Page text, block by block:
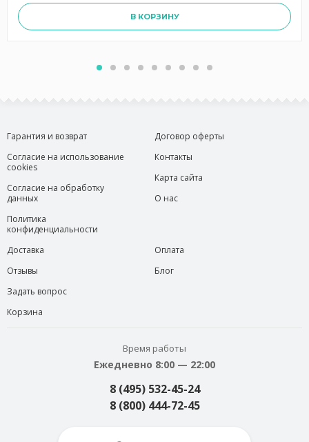
В КОРЗИНУ
Гарантия и возврат
Согласие на использование
cookies
Согласие на обработку
данных
Политика
конфиденциальности
Договор оферты
Контакты
Карта сайта
О нас
Доставка
Отзывы
Задать вопрос
Корзина
Оплата
Блог
Время работы
Ежедневно 8:00 — 22:00
8 (495) 532-45-24
8 (800) 444-72-45